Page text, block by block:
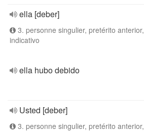
ella [deber]
3. personne singulier, pretérito anterior,
indicativo
ella hubo debido
Usted [deber]
3. personne singulier, pretérito anterior,